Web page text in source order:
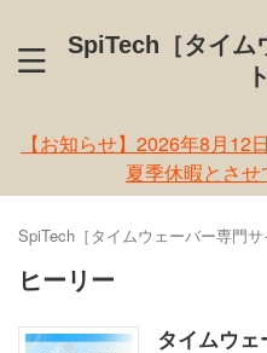
SpiTech［タイム
【お知らせ】2026年8月
夏季休暇とさせ
SpiTech［タイムウェーバー専門サ
ヒーリー
タイムウ